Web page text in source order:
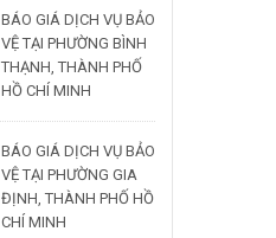
BÁO GIÁ DỊCH VỤ BẢO
VỆ TẠI PHƯỜNG BÌNH
THẠNH, THÀNH PHỐ
HỒ CHÍ MINH
BÁO GIÁ DỊCH VỤ BẢO
VỆ TẠI PHƯỜNG GIA
ĐỊNH, THÀNH PHỐ HỒ
CHÍ MINH